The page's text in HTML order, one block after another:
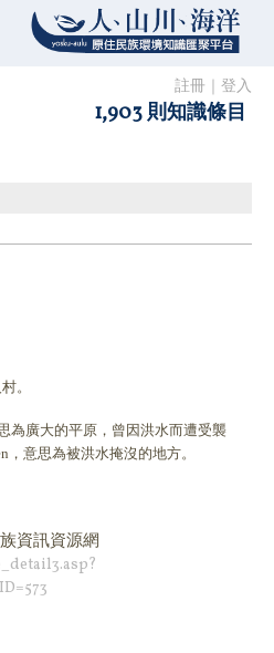
註冊 登入
1,903 則知識條目
。
為廣大的平原，曾因洪水而遭受襲
，意思為被洪水掩沒的地方。
資訊資源網